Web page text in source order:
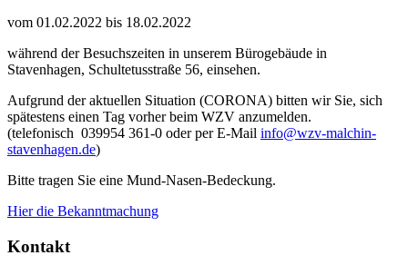
vom 01.02.2022 bis 18.02.2022
während der Besuchszeiten in unserem Bürogebäude in
Stavenhagen, Schultetusstraße 56, einsehen.
Aufgrund der aktuellen Situation (CORONA) bitten wir Sie, sich
spätestens einen Tag vorher beim WZV anzumelden.
(telefonisch 039954 361-0 oder per E-Mail info@wzv-malchin-
stavenhagen.de)
Bitte tragen Sie eine Mund-Nasen-Bedeckung.
Hier die Bekanntmachung
Kontakt